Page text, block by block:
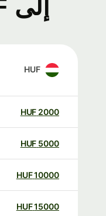
إلى CHF اليوم
HUF
2000
HUF
5000
HUF
10000
HUF
15000
HUF